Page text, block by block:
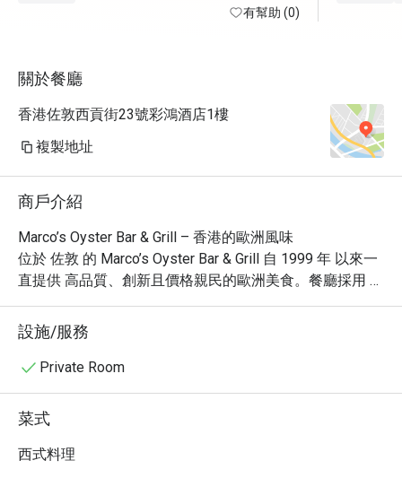
有幫助 (0)
關於餐廳
香港佐敦西貢街23號彩鴻酒店1樓
複製地址
商戶介紹
Marco’s Oyster Bar & Grill – 香港的歐洲風味
位於 佐敦 的 Marco’s Oyster Bar & Grill 自 1999 年 以來一
直提供 高品質、創新且價格親民的歐洲美食。餐廳採用 藍
白色地中海風格裝潢，營造出溫馨且充滿異國風情的氛
圍。而其 紅白桌布、木製家具、紅磚拱門 的歐式裝潢，更
增添了 懷舊與浪漫氣息。
味，提供多種美味選擇，包括：
龍蝦醬汁大蝦、帶子及蟹肉寬扁麵
羅勒汁法式海鮮濃湯配扁意粉
設施/服務
Private Room
菜式
西式料理